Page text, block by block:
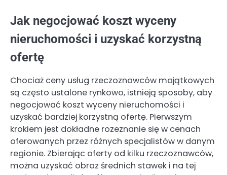
Jak negocjować koszt wyceny
nieruchomości i uzyskać korzystną
ofertę
Chociaż ceny usług rzeczoznawców majątkowych
są często ustalone rynkowo, istnieją sposoby, aby
negocjować koszt wyceny nieruchomości i
uzyskać bardziej korzystną ofertę. Pierwszym
krokiem jest dokładne rozeznanie się w cenach
oferowanych przez różnych specjalistów w danym
regionie. Zbierając oferty od kilku rzeczoznawców,
można uzyskać obraz średnich stawek i na tej